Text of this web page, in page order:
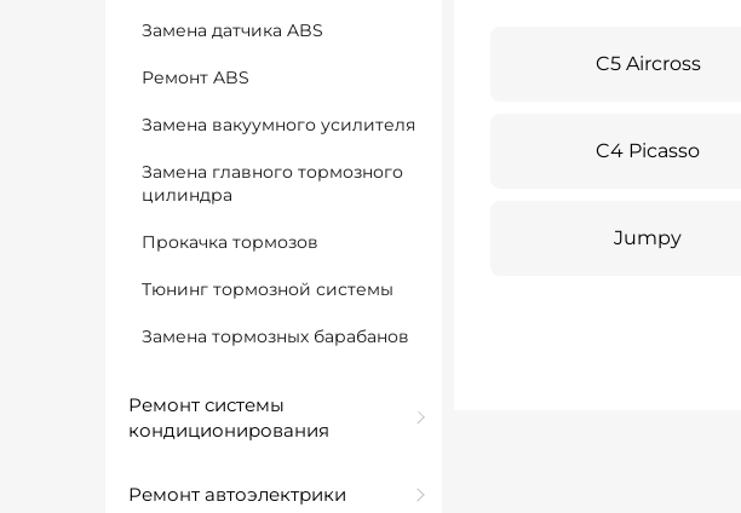
Замена датчика ABS
Ремонт ABS
Замена вакуумного усилителя
Замена главного тормозного
цилиндра
Прокачка тормозов
Тюнинг тормозной системы
Замена тормозных барабанов
Ремонт системы
кондиционирования
Ремонт автоэлектрики
C5 Aircross
C4 Picasso
Jumpy